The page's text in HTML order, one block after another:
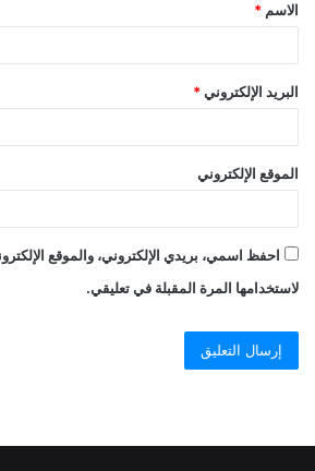
الاسم *
البريد الإلكتروني *
الموقع الإلكتروني
احفظ اسمي، بريدي الإلكتروني، والموقع
لاستخدامها المرة المقبلة في تعليقي.